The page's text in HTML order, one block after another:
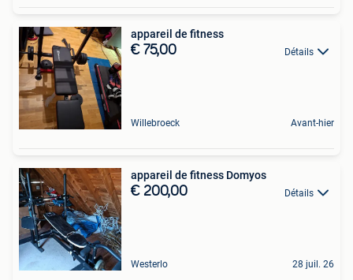
appareil de fitness
€ 75,00 Détails
Willebroeck Avant-hier
appareil de fitness Domyos
€ 200,00 Détails
Westerlo 28 juil. 26